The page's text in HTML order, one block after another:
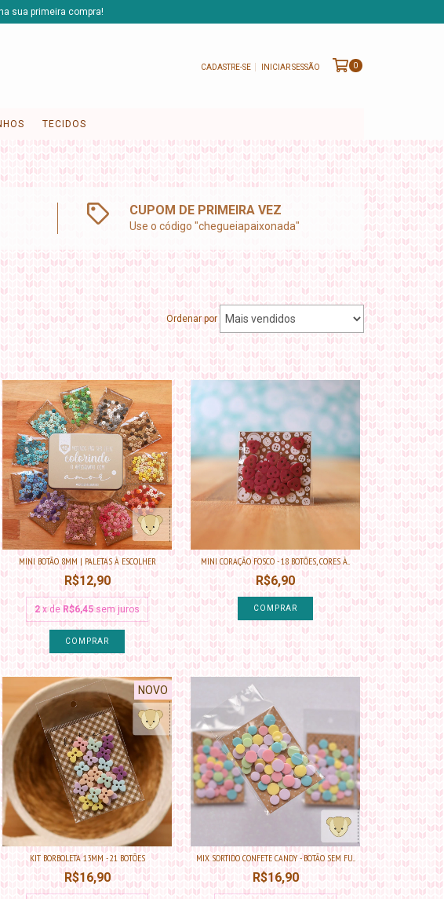
sua primeira compra!
CADASTRE-SE INICIAR SESSÃO 0
TECIDOS
CUPOM DE PRIMEIRA VEZ
Use o código "chegueiapaixonada"
Ordenar por
MINI BOTÃO 8MM | PALETAS À ESCOLHER
R$12,90
2 x de R$6,45 sem juros
COMPRAR
MINI CORAÇÃO FOSCO - 18 BOTÕES, CORES À...
R$6,90
COMPRAR
NOVO
KIT BORBOLETA 13MM - 21 BOTÕES
R$16,90
MIX SORTIDO CONFETE CANDY - BOTÃO SEM FU...
R$16,90